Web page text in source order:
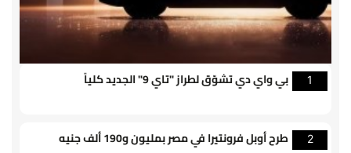
1 بي واي دي تشوّق لطراز "تاي 9" الجديد كلياً
2 طرح أوبل فرونتيرا في مصر بمليون و190 ألف جنيه